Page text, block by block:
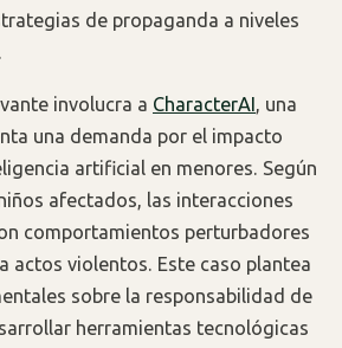
de propaganda a niveles
involucra a CharacterAI , una
una demanda por el impacto
artificial en menores. Según
afectados, las interacciones
comportamientos perturbadores
actos violentos. Este caso plantea
sobre la responsabilidad de
herramientas tecnológicas